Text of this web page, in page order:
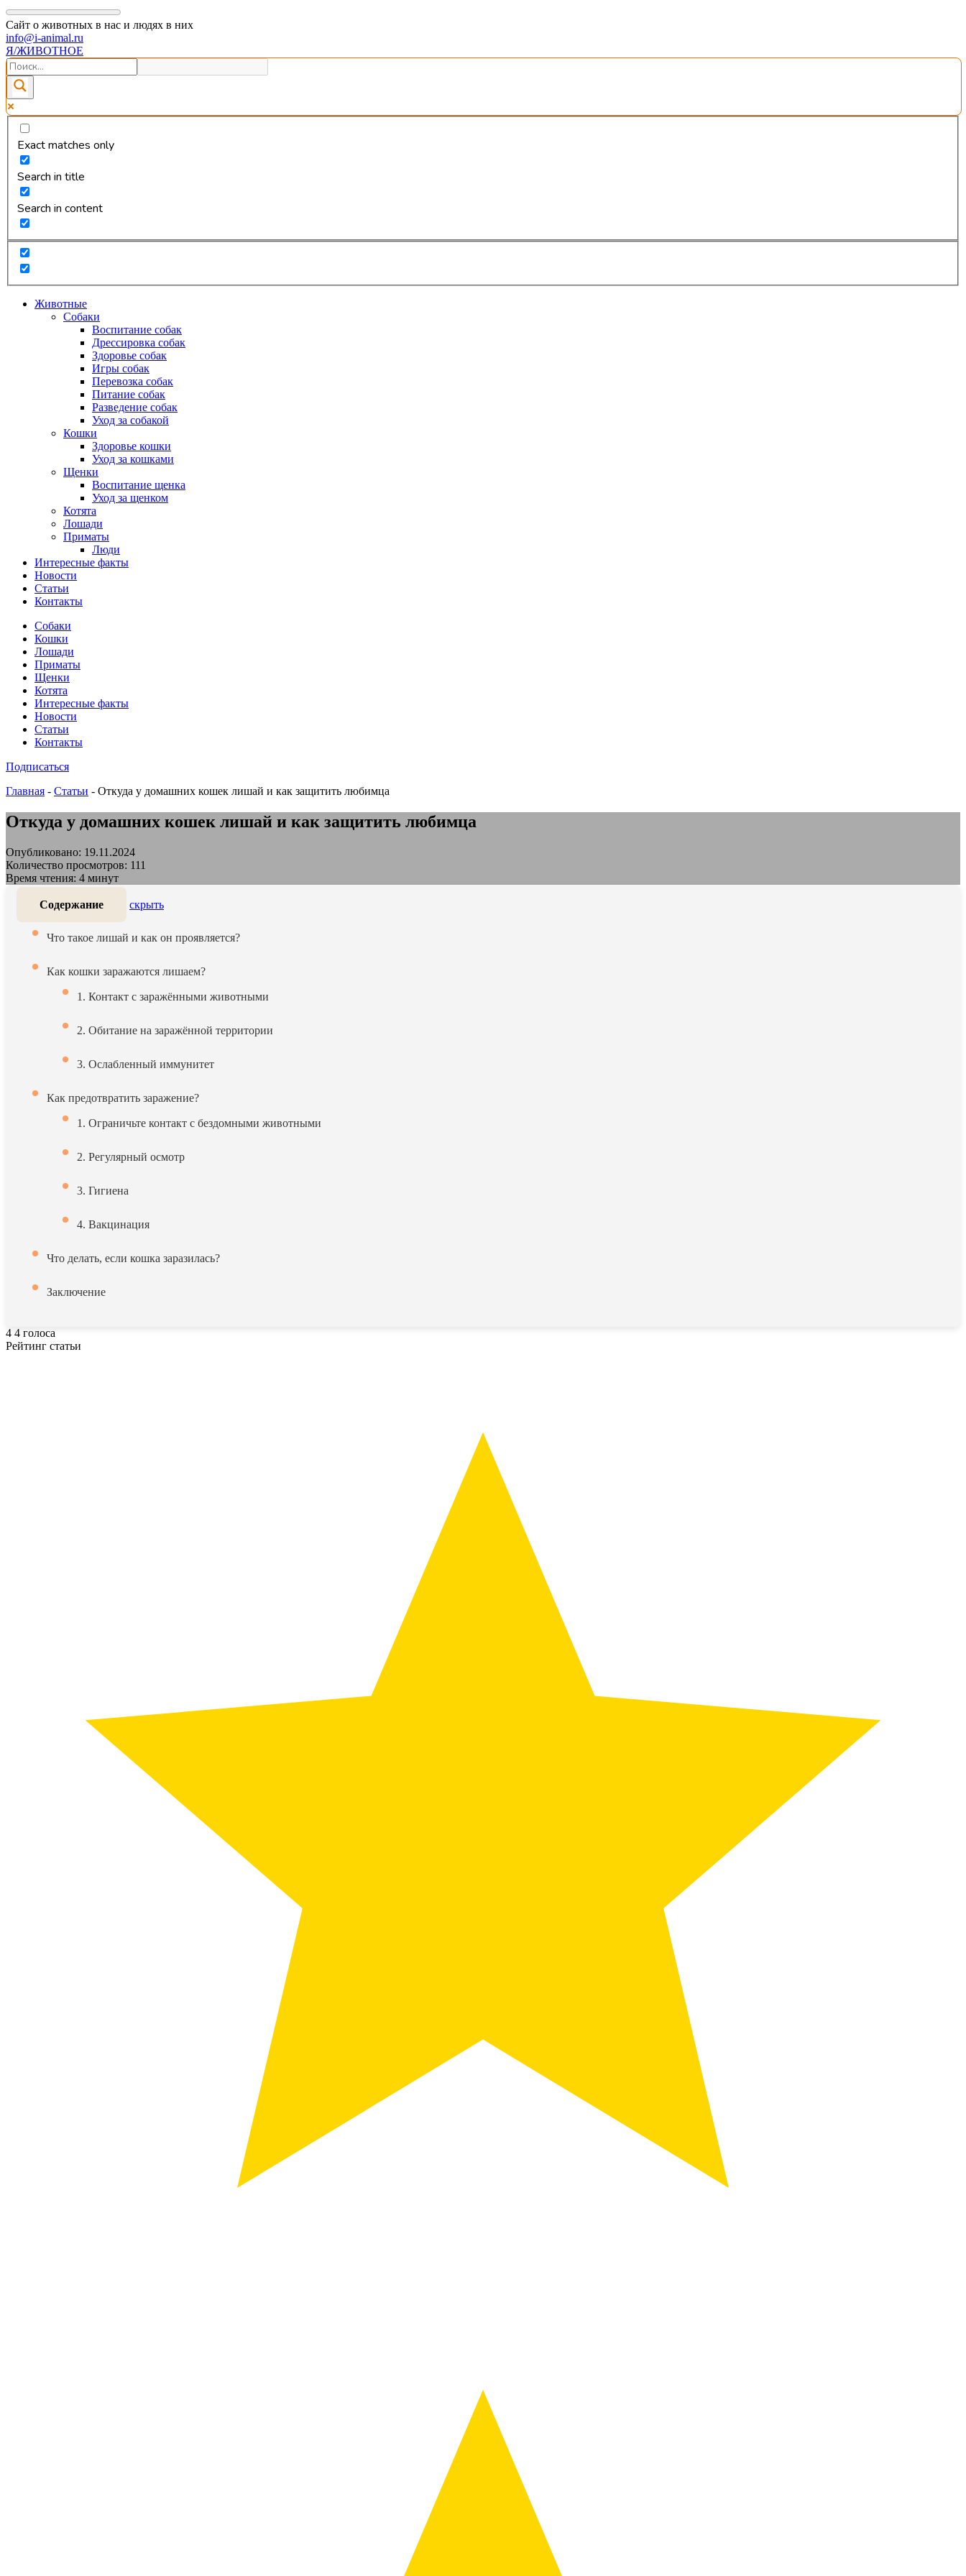
Сайт о животных в нас и людях в них
info@i-animal.ru
Я/ЖИВОТНОЕ
Exact matches only
Search in title
Search in content
Животные
Собаки
Воспитание собак
Дрессировка собак
Здоровье собак
Игры собак
Перевозка собак
Питание собак
Разведение собак
Уход за собакой
Кошки
Здоровье кошки
Уход за кошками
Щенки
Воспитание щенка
Уход за щенком
Котята
Лошади
Приматы
Люди
Интересные факты
Новости
Статьи
Контакты
Собаки
Кошки
Лошади
Приматы
Щенки
Котята
Интересные факты
Новости
Статьи
Контакты
Подписаться
Главная - Статьи - Откуда у домашних кошек лишай и как защитить любимца
Откуда у домашних кошек лишай и как защитить любимца
Опубликовано: 19.11.2024
Количество просмотров: 111
Время чтения: 4 минут
Содержание скрыть
Что такое лишай и как он проявляется?
Как кошки заражаются лишаем?
1. Контакт с заражёнными животными
2. Обитание на заражённой территории
3. Ослабленный иммунитет
Как предотвратить заражение?
1. Ограничьте контакт с бездомными животными
2. Регулярный осмотр
3. Гигиена
4. Вакцинация
Что делать, если кошка заразилась?
Заключение
4 4 голоса
Рейтинг статьи